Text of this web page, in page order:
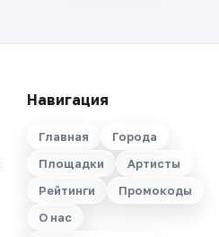
Навигация
Главная
Города
Площадки
Артисты
Рейтинги
Промокоды
О нас